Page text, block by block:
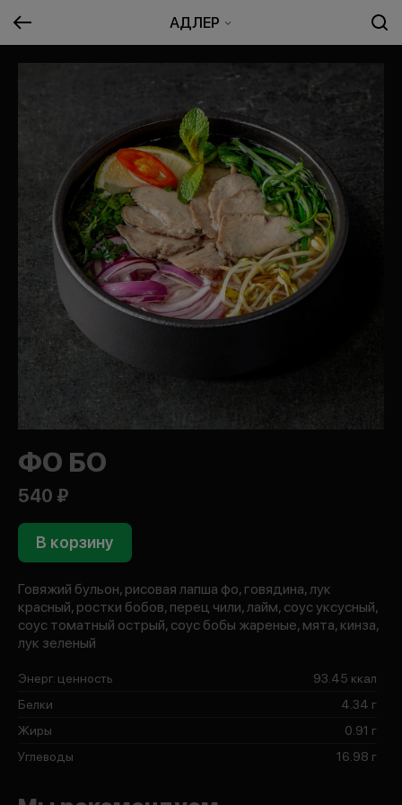
АДЛЕР
ФО БО
540 ₽
В корзину
Говяжий бульон, рисовая лапша фо, говядина, лук
красный, ростки бобов, перец чили, лайм, соус уксусный,
соус томатный острый, соус бобы жареные, мята, кинза,
лук зеленый
Энерг. ценность
93.45 ккал
Белки
4.34 г
Жиры
0.91 г
Углеводы
16.98 г